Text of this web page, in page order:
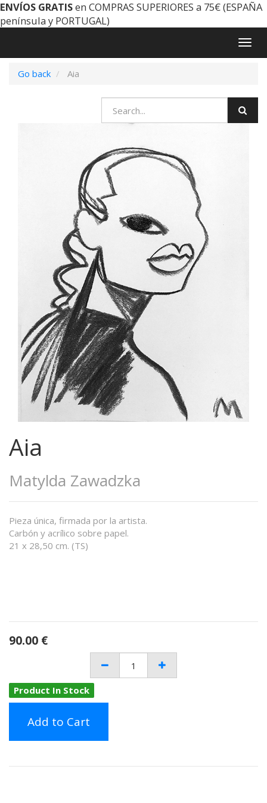
ENVÍOS GRATISen COMPRAS SUPERIORES a 75€ (ESPAÑA
península y PORTUGAL)
Go back
Aia
Aia
Matylda Zawadzka
Pieza única, firmada por la artista.
Carbón y acrílico sobre papel.
21 x 28,50 cm. (TS)
90.00 €
Product In Stock
Add to Cart